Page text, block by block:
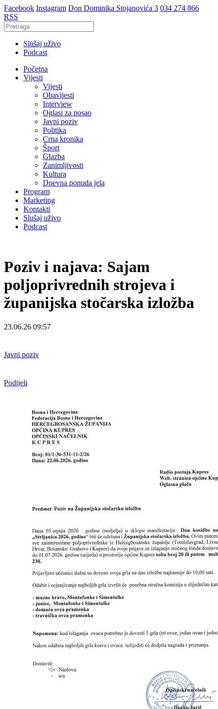
Facebook Instagram Don Dominika Stojanovića 3 034 274 866
RSS
Slušaj uživo
Podcast
Početna
Vijesti
Vijesti
Obavijesti
Interview
Oglasi za posao
Javni poziv
Politika
Crna kronika
Šport
Glazba
Zanimljivosti
Kultura
Dnevna ponuda jela
Program
Marketing
Kontakti
Slušaj uživo
Podcast
Poziv i najava: Sajam
poljoprivrednih strojeva i
županijska stočarska izložba
23.06.26 09:57
Javni poziv
Podijeli